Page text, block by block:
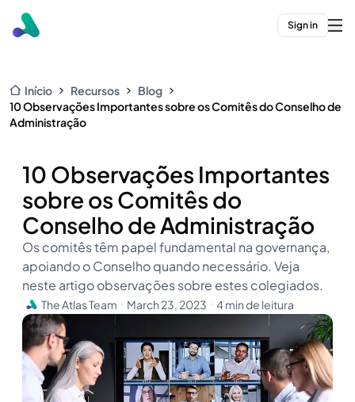
Sign in
Início Recursos
Blog
10 Observações Importantes sobre os Comitês do Conselho de
Administração
10 Observações Importantes
sobre os Comitês do
Conselho de Administração
Os comitês têm papel fundamental na governança,
apoiando o Conselho quando necessário. Veja
neste artigo observações sobre estes colegiados.
The Atlas Team ・ March 23, 2023 ・ 4 min de leitura